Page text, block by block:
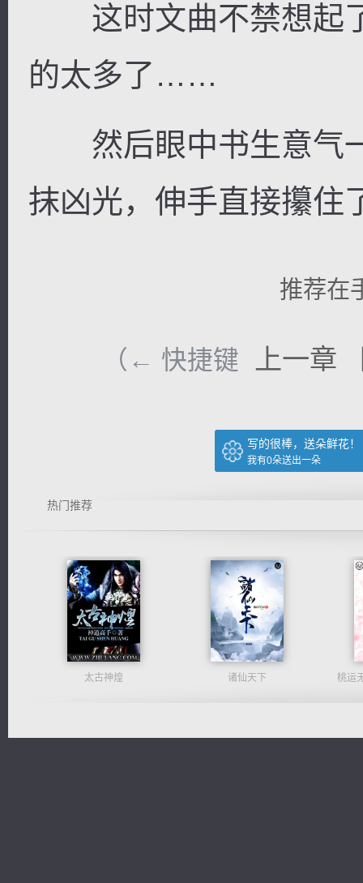
这时文曲不禁想起
的太多了……
然后眼中书生意气
抹凶光，伸手直接攥住
推荐在
（← 快捷键 上一章
写的很棒，送朵鲜花！
我有0朵送出一朵
热门推荐
太古神煌 诸仙天下 桃运